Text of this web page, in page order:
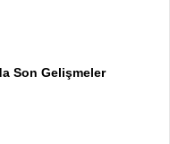
Son Gelişmeler